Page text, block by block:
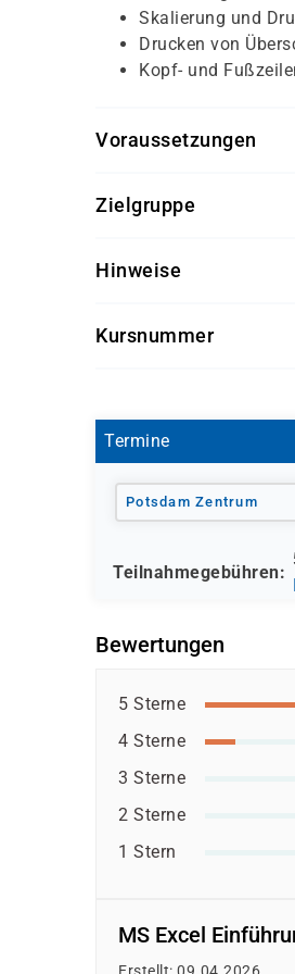
Skalierung und
Drucken von
Kopf- und
Voraussetzungen
Windows
Zielgruppe
welche Besonderheiten
Hinweise
Software-Version
Kursnummer
Termine
Potsdam Zentrum
Teilnahmegebühren:
Bewertungen
5 Sterne
4 Sterne
3 Sterne
2 Sterne
1 Stern
MS Excel